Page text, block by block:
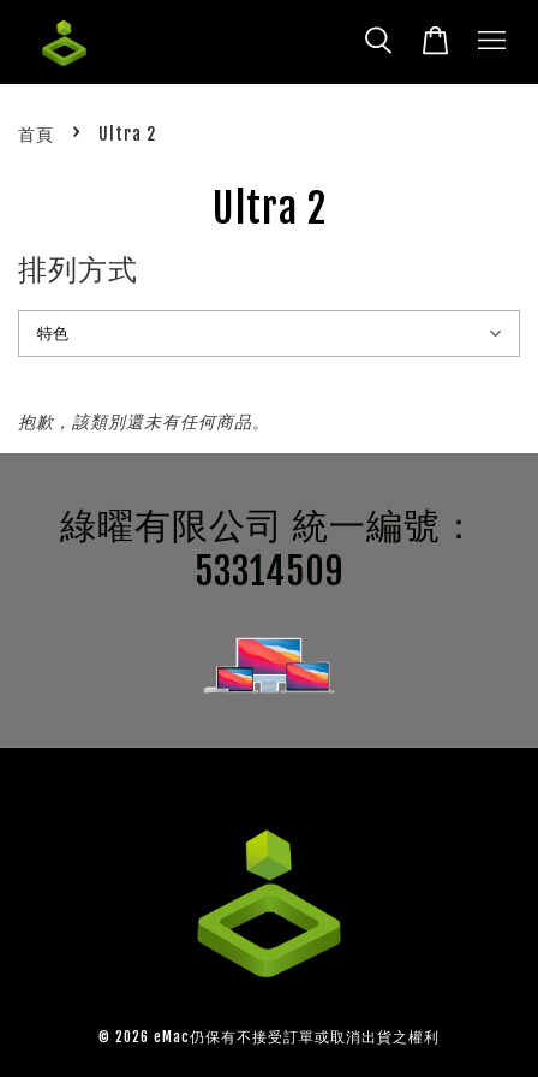
首頁 › Ultra 2
Ultra 2
排列方式
抱歉，該類別還未有任何商品。
綠曜有限公司 統一編號：
53314509
© 2026 eMac仍保有不接受訂單或取消出貨之權利